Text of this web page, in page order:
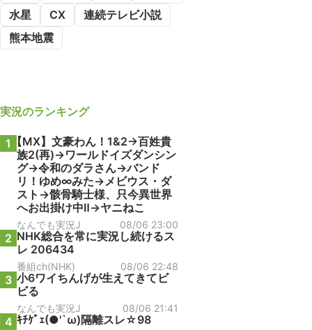
水星
CX
連続テレビ小説
熊本地震
実況のランキング
1 【MX】文豪わん！1&2→百姓貴
族2(再)→ワールドイズダンシン
グ→令和のダラさん→バンド
リ！ゆめ∞みた→メビウス・ダ
スト→骸骨騎士様、只今異世界
へお出掛け中Ⅱ→ヤニねこ
なんでも実況J 08/06 23:00
2 NHK総合を常に実況し続けるス
レ 206434
番組ch(NHK) 08/06 22:48
3 小6ワイちんげが生えてきてビ
ビる
なんでも実況J 08/06 21:41
4 ｷﾁｹﾞｪ(●'`ω)隔離スレ☆98